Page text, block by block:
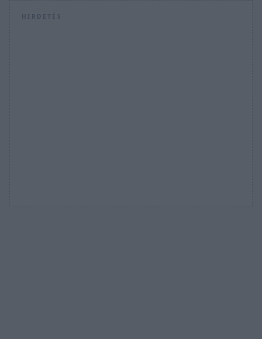
HIRDETÉS